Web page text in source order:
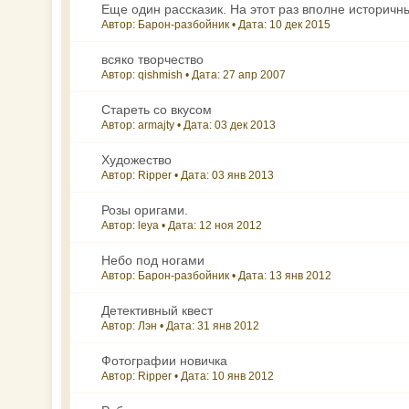
Еще один рассказик. На этот раз вполне
Автор: Барон-разбойник • Дата: 10 дек 2015
всяко творчество
Автор: qishmish • Дата:27 апр 2007
Стареть со вкусом
Автор: armajty • Дата:03 дек 2013
Художество
Автор: Ripper • Дата:03 янв 2013
Розы оригами.
Автор: leya • Дата: 12 ноя 2012
Небо под ногами
Автор: Барон-разбойник • Дата: 13 янв 2012
Детективный квест
Автор: Лэн • Дата:31 янв 2012
Фотографии новичка
Автор: Ripper • Дата: 10 янв 2012